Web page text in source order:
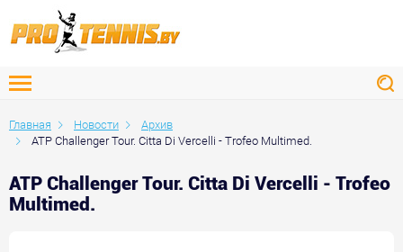
Главная Новости
Архив
ATP Challenger Tour. Citta Di Vercelli - Trofeo Multimed.
ATP Challenger Tour. Citta Di Vercelli - Trofeo
Multimed.